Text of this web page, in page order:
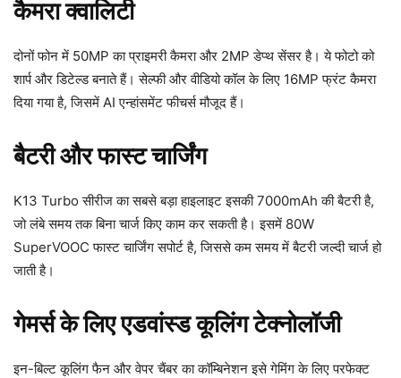
कैमरा क्वालिटी
दोनों फोन में 50MP का प्राइमरी कैमरा और 2MP डेप्थ सेंसर है। ये फोटो को
शार्प और डिटेल्ड बनाते हैं। सेल्फी और वीडियो कॉल के लिए 16MP फ्रंट कैमरा
दिया गया है, जिसमें AI एन्हांसमेंट फीचर्स मौजूद हैं।
बैटरी और फास्ट चार्जिंग
K13 Turbo सीरीज का सबसे बड़ा हाइलाइट इसकी 7000mAh की बैटरी है,
जो लंबे समय तक बिना चार्ज किए काम कर सकती है। इसमें 80W
SuperVOOC फास्ट चार्जिंग सपोर्ट है, जिससे कम समय में बैटरी जल्दी चार्ज हो
जाती है।
गेमर्स के लिए एडवांस्ड कूलिंग टेक्नोलॉजी
इन-बिल्ट कूलिंग फैन और वेपर चैंबर का कॉम्बिनेशन इसे गेमिंग के लिए परफेक्ट